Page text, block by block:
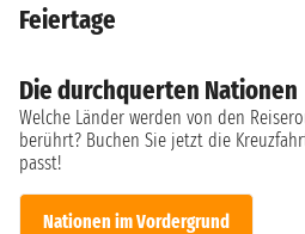
Feiertage
Die durchquerten Nationen
Welche Länder werden von den
berührt? Buchen Sie jetzt die
passt!
Nationen im Vordergrund